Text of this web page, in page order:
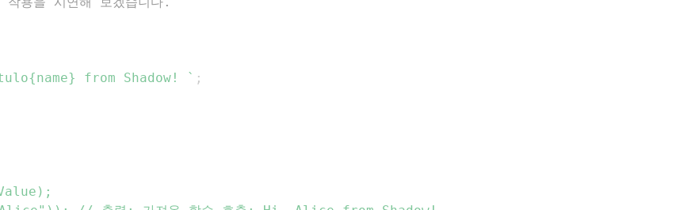
const greet = (name) => 	itulo{Hi, }	itulo{name} from Shadow!
` ;